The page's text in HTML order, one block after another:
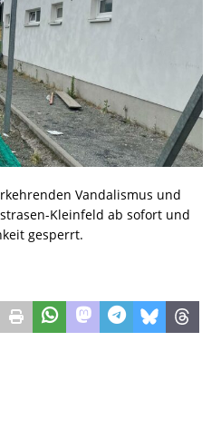
Vandalismus und
Kleinfeld ab sofort und
gesperrt.